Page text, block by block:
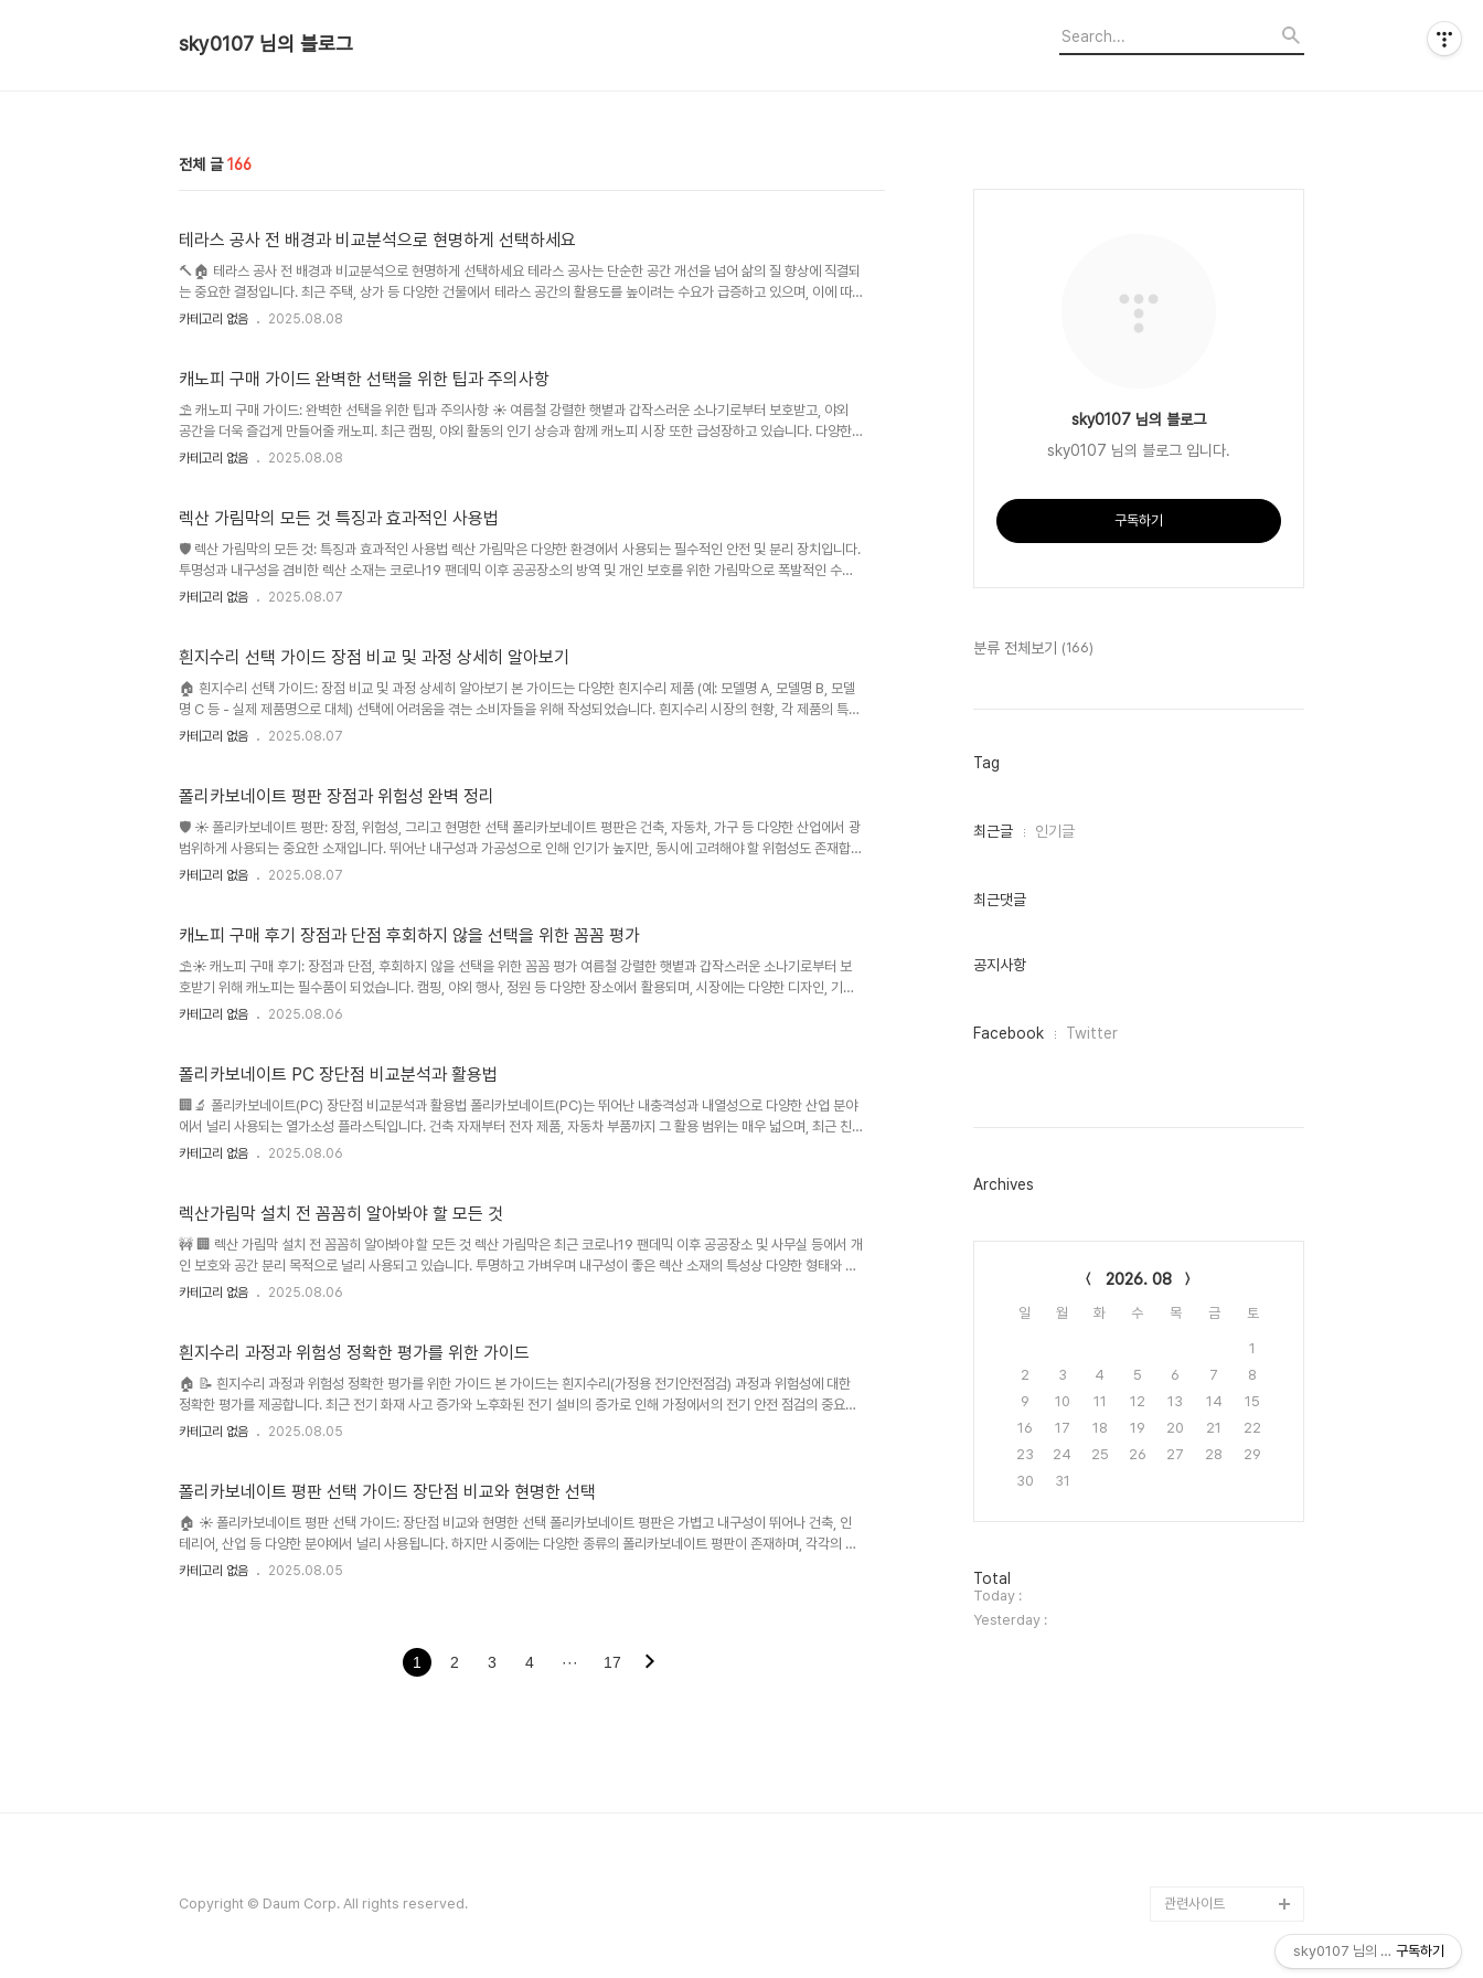
sky0107 님의 블로그
전체 글 166
테라스 공사 전 배경과 비교분석으로 현명하게 선택하세요
🔨🏠 테라스 공사 전 배경과 비교분석으로 현명하게 선택하세요 테라스 공사는 단순한 공간 개선을 넘어 삶의 질 향상에 직결되
는 중요한 결정입니다. 최근 주택, 상가 등 다양한 건물에서 테라스 공간의 활용도를 높이려는 수요가 급증하고 있으며, 이에 따
라 다양한 공사 방식과 자재, 시공업체들이 시장에 등장하고 있습니다. 하지만 각각의 특징과 장단점을 정확히 이해하지 않고 선
택을 돕고자 합니다. 🤔 주제의 중요성과 ..
카테고리 없음 2025.08.08
캐노피 구매 가이드 완벽한 선택을 위한 팁과 주의사항
⛱️ 캐노피 구매 가이드: 완벽한 선택을 위한 팁과 주의사항 ☀️ 여름철 강렬한 햇볕과 갑작스러운 소나기로부터 보호받고, 야외
공간을 더욱 즐겁게 만들어줄 캐노피. 최근 캠핑, 야외 활동의 인기 상승과 함께 캐노피 시장 또한 급성장하고 있습니다. 다양한
디자인, 소재, 기능을 가진 수많은 제품들이 출시되면서 소비자들의 선택은 더욱 어려워지고 있습니다. 본 가이드는 여러분이 최
피는 단순한 그늘막을 넘어, 야..
카테고리 없음 2025.08.08
렉산 가림막의 모든 것 특징과 효과적인 사용법
🛡️ 렉산 가림막의 모든 것: 특징과 효과적인 사용법 렉산 가림막은 다양한 환경에서 사용되는 필수적인 안전 및 분리 장치입니다.
투명성과 내구성을 겸비한 렉산 소재는 코로나19 팬데믹 이후 공공장소의 방역 및 개인 보호를 위한 가림막으로 폭발적인 수요
를 창출했습니다. 하지만 시중에는 다양한 종류의 렉산 가림막이 존재하며, 각각의 특징과 적용 환경이 다르기 때문에 효율적인
되었습니다. 🧐 주제의 배경과 중요성 ..
카테고리 없음 2025.08.07
흰지수리 선택 가이드 장점 비교 및 과정 상세히 알아보기
🏠 흰지수리 선택 가이드: 장점 비교 및 과정 상세히 알아보기 본 가이드는 다양한 흰지수리 제품 (예: 모델명 A, 모델명 B, 모델
명 C 등 - 실제 제품명으로 대체) 선택에 어려움을 겪는 소비자들을 위해 작성되었습니다. 흰지수리 시장의 현황, 각 제품의 특
징, 장단점, 선택 과정 등을 상세히 비교 분석하여 최적의 제품 선택에 도움을 드리고자 합니다. (흰지수리가 특정 분야의 제품이
한 니..
카테고리 없음 2025.08.07
폴리카보네이트 평판 장점과 위험성 완벽 정리
🛡️ ☀️ 폴리카보네이트 평판: 장점, 위험성, 그리고 현명한 선택 폴리카보네이트 평판은 건축, 자동차, 가구 등 다양한 산업에서 광
범위하게 사용되는 중요한 소재입니다. 뛰어난 내구성과 가공성으로 인해 인기가 높지만, 동시에 고려해야 할 위험성도 존재합니
다. 본 글에서는 폴리카보네이트 평판의 장점과 위험성을 면밀히 분석하고, 다양한 상황에 따른 최적의 선택을 위한 정보를 제공
에 대한 관심이 증가하면서 지속 가능한 건축자재 시장의 성장을 견인하..
카테고리 없음 2025.08.07
캐노피 구매 후기 장점과 단점 후회하지 않을 선택을 위한 꼼꼼 평가
⛱️☀️ 캐노피 구매 후기: 장점과 단점, 후회하지 않을 선택을 위한 꼼꼼 평가 여름철 강렬한 햇볕과 갑작스러운 소나기로부터 보
호받기 위해 캐노피는 필수품이 되었습니다. 캠핑, 야외 행사, 정원 등 다양한 장소에서 활용되며, 시장에는 다양한 디자인, 기능,
가격대의 캐노피가 넘쳐납니다. 본 가이드는 소비자들이 최고의 캐노피를 선택할 수 있도록 다양한 브랜드와 모델을 비교 분석하
등으로 급성장하고 있으며, 소비..
카테고리 없음 2025.08.06
폴리카보네이트 PC 장단점 비교분석과 활용법
🏢🔬 폴리카보네이트(PC) 장단점 비교분석과 활용법 폴리카보네이트(PC)는 뛰어난 내충격성과 내열성으로 다양한 산업 분야
에서 널리 사용되는 열가소성 플라스틱입니다. 건축 자재부터 전자 제품, 자동차 부품까지 그 활용 범위는 매우 넓으며, 최근 친
환경 소재에 대한 관심 증가와 함께 재활용 기술 개발도 활발하게 진행되고 있습니다. 시장 규모는 지속적인 성장세를 보이고 있
장단점을 객관적으로 비교 분석하고, 다양한 활용 사례와 선택 시..
카테고리 없음 2025.08.06
렉산가림막 설치 전 꼼꼼히 알아봐야 할 모든 것
🚧 🏢 렉산 가림막 설치 전 꼼꼼히 알아봐야 할 모든 것 렉산 가림막은 최근 코로나19 팬데믹 이후 공공장소 및 사무실 등에서 개
인 보호와 공간 분리 목적으로 널리 사용되고 있습니다. 투명하고 가벼우며 내구성이 좋은 렉산 소재의 특성상 다양한 형태와 크
기로 제작되어 활용도가 높지만, 설치 전 꼼꼼한 확인이 필요합니다. 소재의 종류, 두께, 설치 방식, 추가 기능 등 고려해야 할 사
바탕으로 장단점을 명확히 제시하여 실용적인 정..
카테고리 없음 2025.08.06
흰지수리 과정과 위험성 정확한 평가를 위한 가이드
🏠 📝 흰지수리 과정과 위험성 정확한 평가를 위한 가이드 본 가이드는 흰지수리(가정용 전기안전점검) 과정과 위험성에 대한
정확한 평가를 제공합니다. 최근 전기 화재 사고 증가와 노후화된 전기 설비의 증가로 인해 가정에서의 전기 안전 점검의 중요성
이 더욱 커지고 있습니다. 본 가이드에서는 다양한 흰지수리 서비스 제공업체와 점검 과정, 발생 가능한 위험, 그리고 안전한 점
시오. 🤔 주제의 배경과 중요성 ..
카테고리 없음 2025.08.05
폴리카보네이트 평판 선택 가이드 장단점 비교와 현명한 선택
🏠 ☀️ 폴리카보네이트 평판 선택 가이드: 장단점 비교와 현명한 선택 폴리카보네이트 평판은 가볍고 내구성이 뛰어나 건축, 인
테리어, 산업 등 다양한 분야에서 널리 사용됩니다. 하지만 시중에는 다양한 종류의 폴리카보네이트 평판이 존재하며, 각각의 특
징과 장단점이 다르기 때문에 소비자들은 어떤 제품을 선택해야 할지 어려움을 겪는 경우가 많습니다. 본 가이드는 다양한 폴리
카테고리 없음 2025.08.05
1 2 3 4 ··· 17
sky0107 님의 블로그
sky0107 님의 블로그 입니다.
구독하기
분류 전체보기 (166)
Tag
최
인
최근글 인기글
최근댓글
공지사항
페
그
Facebook Twitter
Archives
2026. 08
일 월 화 수 목 금 토
1
2
3 4 5 6 7
8
9
10 11 12 13 14
15
16
17 18 19 20 21
22
23
24 25 26 27 28
29
30
31
방
문
자
수
Total
Today :
Yesterday :
Copyright © Daum Corp. All rights reserved. 관련사이트
sky0107 님의 블로그구독하기